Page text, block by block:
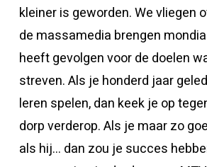
kleiner is geworden. We vliegen
de massamedia brengen
heeft gevolgen voor de doelen
streven. Als je honderd jaar
leren spelen, dan keek je op
dorp verderop. Als je maar zo
als hij… dan zou je succes